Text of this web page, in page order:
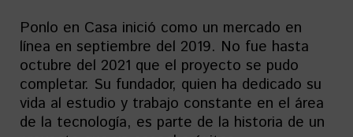
Ponlo en Casa inició como un mercado en
línea en septiembre del 2019. No fue hasta
octubre del 2021 que el proyecto se pudo
completar. Su fundador, quien ha dedicado su
vida al estudio y trabajo constante en el área
de la tecnología, es parte de la historia de un